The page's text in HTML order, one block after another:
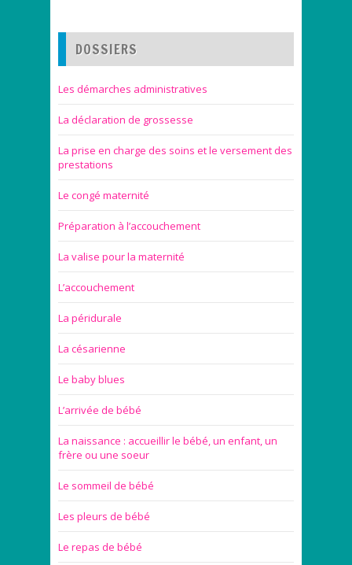
DOSSIERS
Les démarches administratives
La déclaration de grossesse
La prise en charge des soins et le versement des
prestations
Le congé maternité
Préparation à l’accouchement
La valise pour la maternité
L’accouchement
La péridurale
La césarienne
Le baby blues
L’arrivée de bébé
La naissance : accueillir le bébé, un enfant, un
frère ou une soeur
Le sommeil de bébé
Les pleurs de bébé
Le repas de bébé